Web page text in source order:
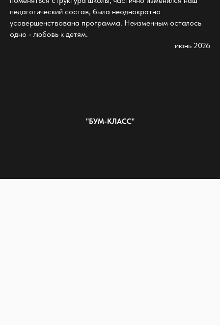
педагогический состав, была неоднократно
усовершенствована программа. Неизменным осталось
одно - любовь к детям.
июнь 2026
"БУМ-КЛАСС"